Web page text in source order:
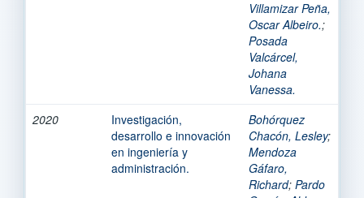
Villamizar Peña,
Oscar Albeiro.;
Posada
Valcárcel,
Johana
Vanessa.
2020
Investigación,
desarrollo e innovación
en ingeniería y
administración.
Bohórquez
Chacón, Lesley;
Mendoza
Gáfaro,
Richard; Pardo